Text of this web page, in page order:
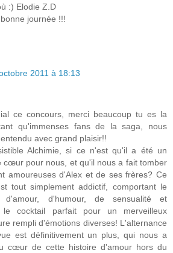
:) Elodie Z.D
journée !!!
2011 à 18:13
ce concours, merci beaucoup tu es la
qu'immenses fans de la saga, nous
avec grand plaisir!!
Alchimie, si ce n'est qu'il a été un
cœur pour nous, et qu'il nous a fait tomber
amoureuses d'Alex et de ses frères? Ce
tout simplement addictif, comportant le
d'amour, d'humour, de sensualité et
le cocktail parfait pour un merveilleux
rempli d'émotions diverses! L'alternance
est définitivement un plus, qui nous a
cœur de cette histoire d'amour hors du